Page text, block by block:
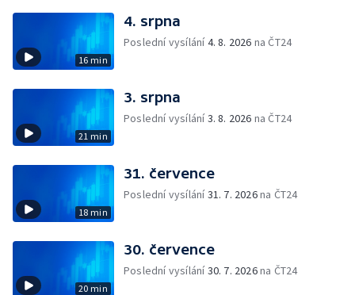
16 min
4. srpna
Poslední vysílání4. 8. 2026 na ČT24
21 min
3. srpna
Poslední vysílání3. 8. 2026 na ČT24
18 min
31. července
Poslední vysílání31. 7. 2026na ČT24
20 min
30. července
Poslední vysílání30. 7. 2026na ČT24